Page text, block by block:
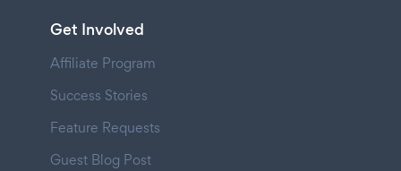
Get Involved
Affiliate Program
Success Stories
Feature Requests
Guest Blog Post